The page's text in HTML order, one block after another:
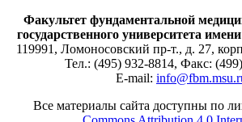
Факультет фундаментальной
государственного университета
119991, Ломоносовский пр-т., д. 27,
Тел.: (495) 932-8814, Факс:
E-mail:
Все материалы сайта доступны по